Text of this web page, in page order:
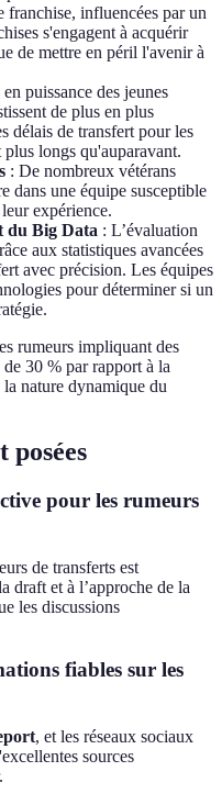
franchise, influencées par un
s'engagent à acquérir
de mettre en péril l'avenir à
puissance des jeunes
de plus en plus
délais de transfert pour les
longs qu'auparavant.
: De nombreux vétérans
dans une équipe susceptible
expérience.
du Big Data : L’évaluation
aux statistiques avancées
avec précision. Les équipes
pour déterminer si un
rumeurs impliquant des
de 30 % par rapport à la
nature dynamique du
posées
pour les rumeurs
de transferts est
draft et à l’approche de la
les discussions
fiables sur les
, et les réseaux sociaux
sources